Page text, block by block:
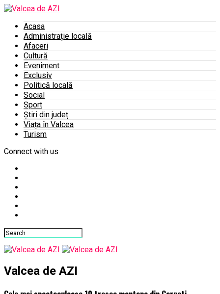
Acasa
Administrație locală
Afaceri
Cultură
Eveniment
Exclusiv
Politică locală
Social
Sport
Știri din județ
Viața în Valcea
Turism
Connect with us
Valcea de AZI